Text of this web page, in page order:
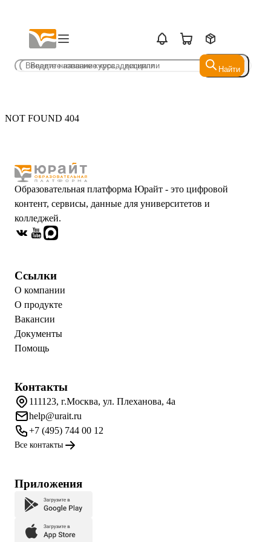
Найти
Найти
NOT FOUND 404
Образовательная платформа Юрайт - это цифровой
контент, сервисы, данные для университетов и
колледжей.
Ссылки
О компании
О продукте
Вакансии
Документы
Помощь
Контакты
111123, г.Москва, ул. Плеханова, 4а
help@urait.ru
+7 (495) 744 00 12
Все контакты
Приложения